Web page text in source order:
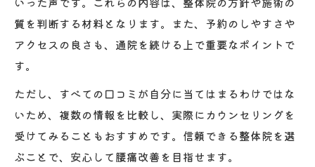
質を判断する材料となります。また、予約のしやすさや
アクセスの良さも、通院を続ける上で重要なポイントで
す。
ただし、すべての口コミが自分に当てはまるわけではな
いため、複数の情報を比較し、実際にカウンセリングを
受けてみることもおすすめです。信頼できる整体院を選
ぶことで、安心して腰痛改善を目指せます。